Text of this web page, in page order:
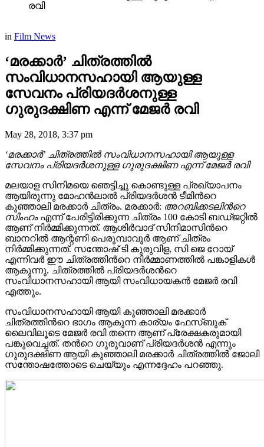
രവി
in Film News
‘മരക്കാർ’ ചിത്രത്തിൽ
സംവിധാനസഹായി ആയുള്ള
സേവനം പ്രിയദര്‍ശനുള്ള
ഗുരുദക്ഷിണ എന്ന് മേജർ രവി
May 28, 2018, 3:37 pm
‘മരക്കാർ’ ചിത്രത്തിൽ സംവിധാനസഹായി ആയുള്ള
സേവനം പ്രിയദര്‍ശനുള്ള ഗുരുദക്ഷിണ എന്ന് മേജർ രവി
മലയാള സിനിമയെ ഞെട്ടിച്ചു കൊണ്ടുള്ള പ്രഖ്യാപനം
ആയിരുന്നു മോഹൻലാൽ പ്രിയദർശൻ ടീമിന്‍റെ
കുഞ്ഞാലി മരക്കാർ ചിത്രം. മരക്കാർ: അറബിക്കടലിന്‍റെ
സിംഹംഎന്ന് പേരിട്ടിരിക്കുന്ന ചിത്രം 100 കോടി ബഡ്ജറ്റിൽ
ആണ് നിർമ്മിക്കുന്നത്. ആശിർവാദ് സിനിമാസിന്‍റെ
ബാനറിൽ ആന്റണി പെരുമ്പാവൂർ ആണ് ചിത്രം
നിർമ്മിക്കുന്നത്. സന്തോഷ് ടി കുരുവിള, സി ജെ റോയ്
എന്നിവർ ഈ ചിത്രത്തിന്‍റെ നിർമ്മാണത്തില്‍ പങ്കാളികൾ
ആകുന്നു. ചിത്രത്തിൽ പ്രിയദർശന്‍റെ
സംവിധാനസഹായി ആയി സംവിധായകൻ മേജർ രവി
എത്തും.
സംവിധാനസഹായി ആയി കുഞ്ഞാലി മരക്കാർ
ചിത്രത്തിന്‍റെ ഭാഗം ആകുന്ന കാര്യം ഫേസ്ബുക്
ലൈവിലൂടെ മേജർ രവി തന്നെ ആണ് പ്രേക്ഷകരുമായി
പങ്കുവെച്ചത്. തന്‍റെ ഗുരുവാണ് പ്രിയദർശൻ എന്നും
ഗുരുദക്ഷിണ ആയി കുഞ്ഞാലി മരക്കാർ ചിത്രത്തിൽ ജോലി
സന്തോഷത്തോടെ ചെയ്യും എന്നദ്ദേഹം പറഞ്ഞു.